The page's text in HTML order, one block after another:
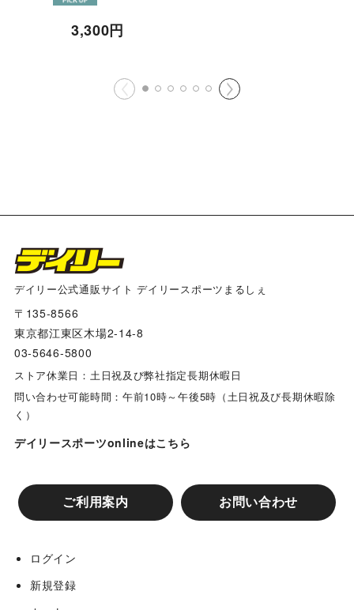
3,300円
デイリー公式通販サイト デイリースポーツまるしぇ
〒135-8566
東京都江東区木場2-14-8
03-5646-5800
ストア休業日：土日祝及び弊社指定長期休暇日
問い合わせ可能時間：午前10時～午後5時（土日祝及び長期休暇除
く）
デイリースポーツonlineはこちら
ご利用案内 お問い合わせ
ログイン
新規登録